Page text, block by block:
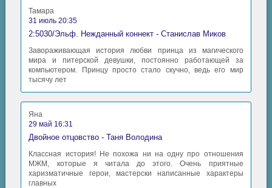
Тамара
31 июль 20:35
2:5030/Эльф. Нежданный коннект - Станислав Миков
Завораживающая история любви принца из магического
мира и питерской девушки, постоянно работающей за
компьютером. Принцу просто стало скучно, ведь его мир
тысячу лет
Яна
29 май 16:31
Двойное отцовство - Таня Володина
Классная история! Не похожа ни на одну про отношения
МЖМ, которые я читала до этого. Очень приятные
харизматичные герои, мастерски написанные характеры
главных